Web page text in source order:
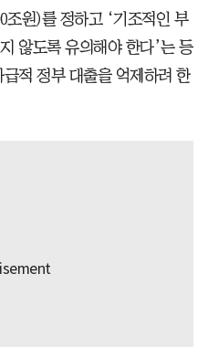
원)를 정하고 ‘기조적인 부
않도록 유의해야 한다’는 등
적 정부 대출을 억제하려 한